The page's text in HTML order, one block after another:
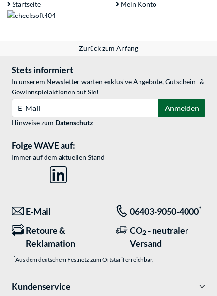
Startseite Mein Konto
Zurück zum Anfang
Stets informiert
In unserem Newsletter warten exklusive Angebote, Gutschein- &
Gewinnspielaktionen auf Sie!
Anmelden
Hinweise zum Datenschutz
Folge WAVE auf:
Immer auf dem aktuellen Stand
E-Mail 06403-9050-4000*
Retoure &
Reklamation
CO2 - neutraler
Versand
*Aus dem deutschem Festnetz zum Ortstarif erreichbar.
Kundenservice